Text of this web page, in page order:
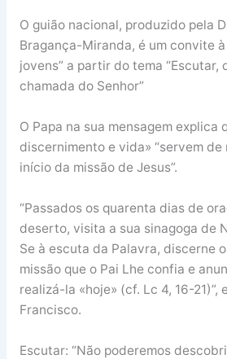
O guião nacional, produzido pela
Bragança-Miranda, é um convite
jovens” a partir do tema “Escutar,
chamada do Senhor”
O Papa na sua mensagem explica
discernimento e vida» “servem
início da missão de Jesus”.
“Passados os quarenta dias de
deserto, visita a sua sinagoga de
Se à escuta da Palavra, discerne
missão que o Pai Lhe confia e
realizá-la «hoje» (cf. Lc 4, 16-21)”,
Francisco.
Escutar: “Não poderemos